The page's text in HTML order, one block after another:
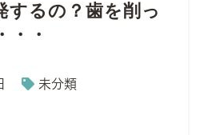
するの？歯を削っ
・・
未分類